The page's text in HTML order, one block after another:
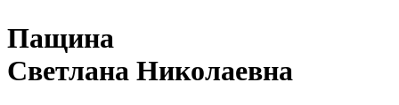
Пащина
Светлана Николаевна